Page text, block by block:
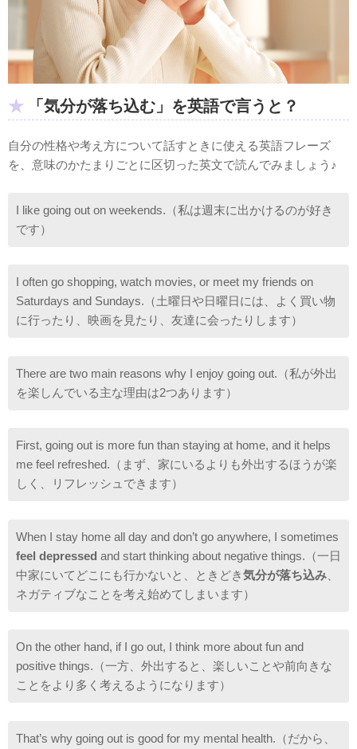
「気分が落ち込む」を英語で言うと？
自分の性格や考え方について話すときに使える英語フレーズ
を、意味のかたまりごとに区切った英文で読んでみましょう♪
I like going out on weekends.（私は週末に出かけるのが好き
です）
I often go shopping, watch movies, or meet my friends on
Saturdays and Sundays.（土曜日や日曜日には、よく買い物
に行ったり、映画を見たり、友達に会ったりします）
There are two main reasons why I enjoy going out.（私が外出
を楽しんでいる主な理由は2つあります）
First, going out is more fun than staying at home, and it helps
me feel refreshed.（まず、家にいるよりも外出するほうが楽
しく、リフレッシュできます）
When I stay home all day and don’t go anywhere, I sometimes
feel depressed and start thinking about negative things.（一日
中家にいてどこにも行かないと、ときどき気分が落ち込み
ネガティブなことを考え始めてしまいます）
On the other hand, if I go out, I think more about fun and
positive things.（一方、外出すると、楽しいことや前向きな
ことをより多く考えるようになります）
That’s why going out is good for my mental health.（だから、